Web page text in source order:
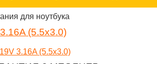
для ноутбука
(5.5x3.0)